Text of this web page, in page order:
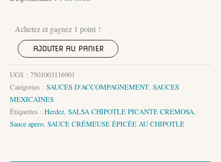
Achetez et gagnez 1 point !
quantité
SAUCE
CRÉMEUSE
ÉPICÉE
AU
CHIPOTLE
AJOUTER AU PANIER
UGS : 7501003116901
Catégories : SAUCES D'ACCOMPAGNEMENT, SAUCES
MEXICAINES
Étiquettes : Herdez, SALSA CHIPOTLE PICANTE CREMOSA,
Sauce apero, SAUCE CRÉMEUSE ÉPICÉE AU CHIPOTLE